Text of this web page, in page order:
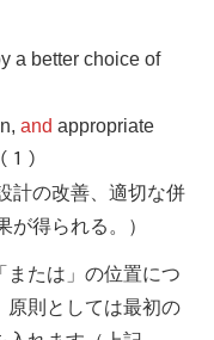
a better choice of
and appropriate
）
計の改善、適切な併
が得られる。）
または」の位置につ
原則としては最初の